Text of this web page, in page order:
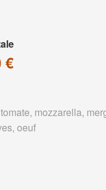
€
mozzarella,
oeuf